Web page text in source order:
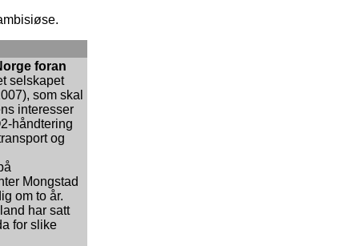
foran
selskapet
som skal
interesser
håndtering
og
Mongstad
om to år.
har satt
for slike